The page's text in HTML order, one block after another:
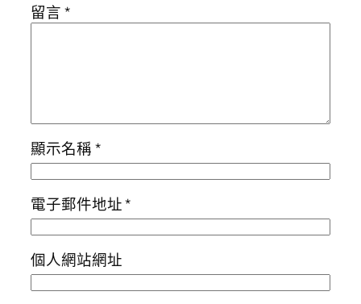
留言*
顯示名稱*
電子郵件地址*
個人網站網址